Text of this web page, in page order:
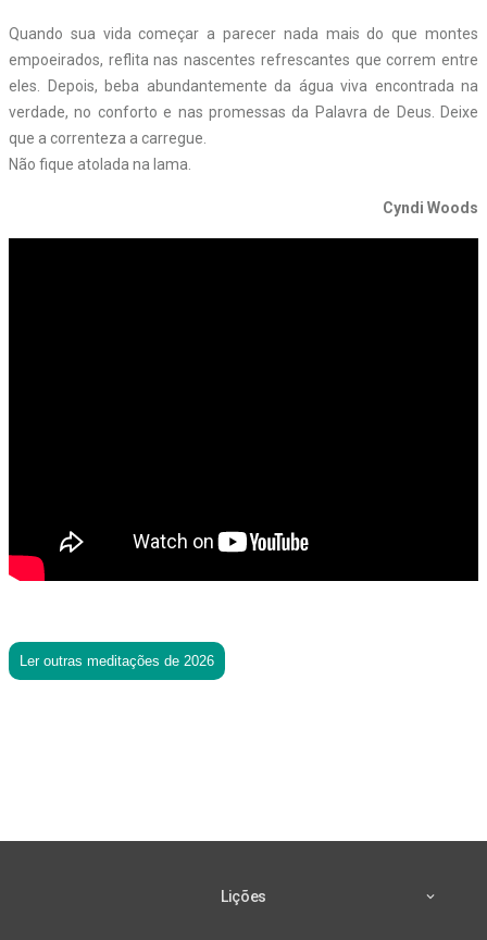
Quando sua vida começar a parecer nada mais do que montes
empoeirados, reflita nas nascentes refrescantes que correm entre
eles. Depois, beba abundantemente da água viva encontrada na
verdade, no conforto e nas promessas da Palavra de Deus. Deixe
que a correnteza a carregue.
Não fique atolada na lama.
Cyndi Woods
Ler outras meditações de 2026
Lições